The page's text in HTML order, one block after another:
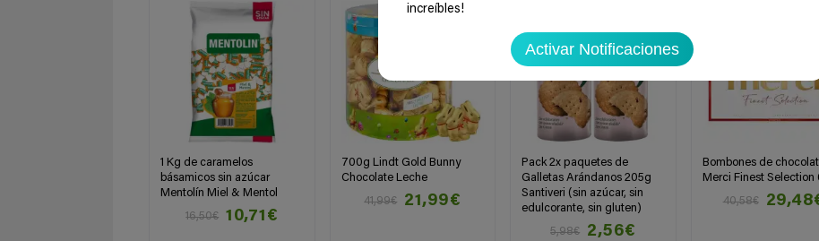
increíbles!
Activar Notificaciones
1 Kg de caramelos
básamicos sin azúcar
Mentolín Miel & Mentol
16,50€
10,71€
700g Lindt Gold Bunny
Chocolate Leche
41,99€
21,99€
Pack 2x paquetes de
Galletas Arándanos 205g
Santiveri (sin azúcar, sin
edulcorante, sin gluten)
5,98€
2,56€
Bombones de
Merci Finest Selection
40,58€